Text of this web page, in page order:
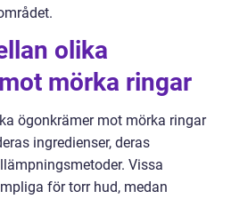
olika
mörka ringar
ögonkrämer mot mörka ringar
ingredienser, deras
Vissa
för torr hud, medan